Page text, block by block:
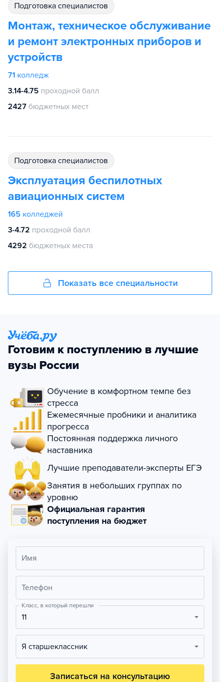
подготовка специалистов
Монтаж, техническое обслуживание
и ремонт электронных приборов и
устройств
71 колледж
3.14-4.75 проходной балл
2427 бюджетных мест
подготовка специалистов
Эксплуатация беспилотных
авиационных систем
165 колледжей
3-4.72 проходной балл
4292 бюджетных места
Показать все специальности
Готовим к поступлению в лучшие
вузы России
Обучение в комфортном темпе без
стресса
Ежемесячные пробники и аналитика
прогресса
Постоянная поддержка личного
наставника
Лучшие преподаватели-эксперты ЕГЭ
Занятия в небольших группах по
уровню
Официальная гарантия
поступления на бюджет
Имя
Телефон
Класс, в который перешли
11
Я старшеклассник
Записаться на консультацию